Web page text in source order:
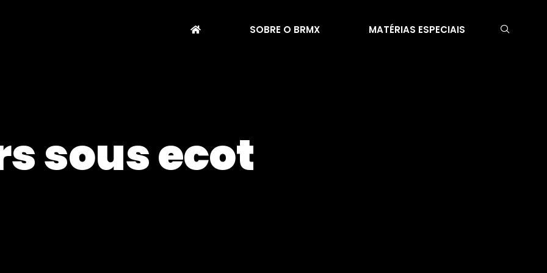
SOBRE O BRMX MATÉRIAS ESPECIAIS
sous ecot